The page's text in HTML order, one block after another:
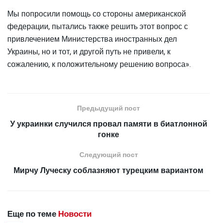
Мы попросили помощь со стороны американской
федерации, пытались также решить этот вопрос с
привлечением Министерства иностранных дел
Украины, но и тот, и другой путь не привели, к
сожалению, к положительному решению вопроса».
Предыдущий пост
У украинки случился провал памяти в биатлонной
гонке
Следующий пост
Мирчу Луческу соблазняют турецким вариантом
Еще по теме Новости